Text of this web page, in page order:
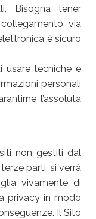
Bisogna tener
via
è sicuro
usare tecniche e
personali
l’assoluta
non gestiti dal
parti, si verrà
vivamente di
privacy in modo
Il Sito